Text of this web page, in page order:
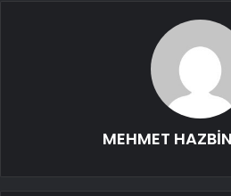
MEHMET